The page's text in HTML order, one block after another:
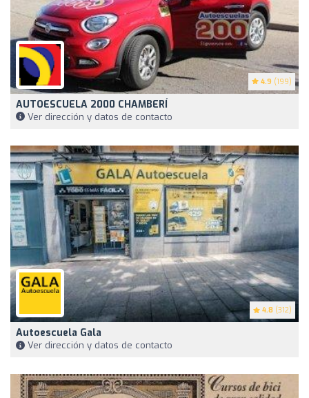
4.9 (199)
AUTOESCUELA 2000 CHAMBERÍ
Ver dirección y datos de contacto
4.8 (312)
Autoescuela Gala
Ver dirección y datos de contacto